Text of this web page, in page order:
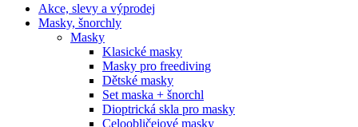
Akce, slevy a výprodej
Masky, šnorchly
Masky
Klasické masky
Masky pro freediving
Dětské masky
Set maska + šnorchl
Dioptrická skla pro masky
Celoobličejové masky